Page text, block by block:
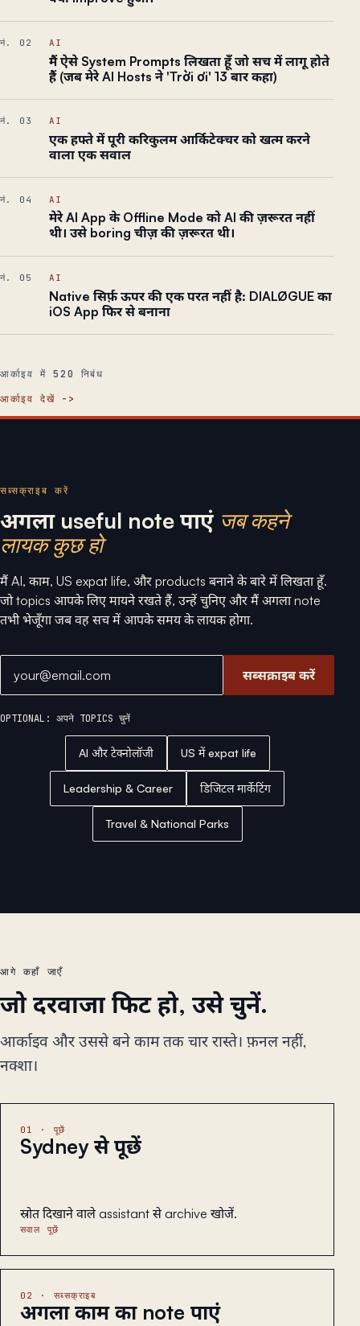
नं. 02 AI
मैं ऐसे System Prompts लिखता हूँ जो सच में लागू होते
हैं (जब मेरे AI Hosts ने 'Trời ơi' 13 बार कहा)
नं. 03 AI
एक हफ्ते में पूरी करिकुलम आर्किटेक्चर को खत्म करने
वाला एक सवाल
नं. 04 AI
मेरे AI App के Offline Mode को AI की ज़रूरत नहीं
थी। उसे boring चीज़ की ज़रूरत थी।
नं. 05 AI
Native सिर्फ़ ऊपर की एक परत नहीं है: DIALØGUE का
iOS App फिर से बनाना
आर्काइव में 520 निबंध
आर्काइव देखें
सब्सक्राइब करें
अगला useful note पाएं जब कहने
लायक कुछ हो
मैं AI, काम, US expat life, और products बनाने के बारे में लिखता हूँ.
जो topics आपके लिए मायने रखते हैं, उन्हें चुनिए और मैं अगला note
तभी भेजूँगा जब वह सच में आपके समय के लायक होगा.
सब्सक्राइब करें
OPTIONAL: अपने TOPICS चुनें
AI और टेक्नोलॉजी US में expat life
Leadership & Career डिजिटल मार्केटिंग
Travel & National Parks
आगे कहाँ जाएँ
जो दरवाजा फिट हो, उसे चुनें.
आर्काइव और उससे बने काम तक चार रास्ते। फ़नल नहीं,
नक्शा।
01 · पूछें
Sydney से पूछें
स्रोत दिखाने वाले assistant से archive खोजें.
सवाल पूछें
02 · सब्सक्राइब
अगला काम का note पाएं